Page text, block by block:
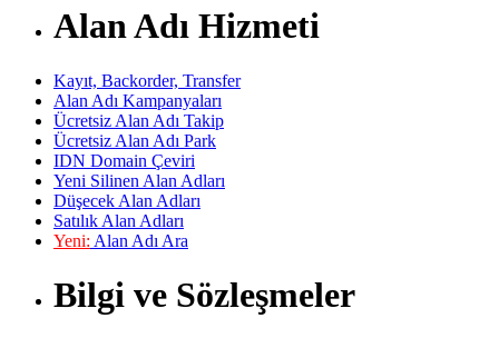
Alan Adı Hizmeti
Kayıt, Backorder, Transfer
Alan Adı Kampanyaları
Ücretsiz Alan Adı Takip
Ücretsiz Alan Adı Park
IDN Domain Çeviri
Yeni Silinen Alan Adları
Düşecek Alan Adları
Satılık Alan Adları
Yeni: Alan Adı Ara
Bilgi ve Sözleşmeler